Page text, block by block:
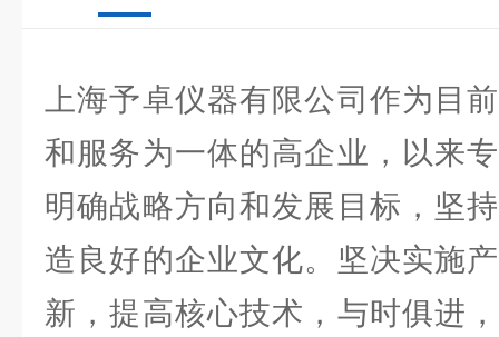
上海予卓仪器有限公司作为目
和服务为一体的高企业，以来
明确战略方向和发展目标，坚
造良好的企业文化。坚决实施
新，提高核心技术，与时俱进